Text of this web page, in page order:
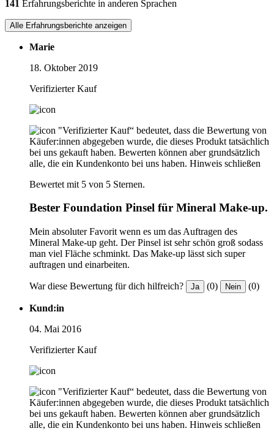
141 Erfahrungsberichte in anderen Sprachen
Alle Erfahrungsberichte anzeigen
Marie
18. Oktober 2019
Verifizierter Kauf
"Verifizierter Kauf“ bedeutet, dass die Bewertung von
Käufer:innen abgegeben wurde, die dieses Produkt tatsächlich
bei uns gekauft haben. Bewerten können aber grundsätzlich
alle, die ein Kundenkonto bei uns haben. Hinweis schließen
Bewertet mit 5 von 5 Sternen.
Bester Foundation Pinsel für Mineral Make-up.
Mein absoluter Favorit wenn es um das Auftragen des
Mineral Make-up geht. Der Pinsel ist sehr schön groß sodass
man viel Fläche schminkt. Das Make-up lässt sich super
auftragen und einarbeiten.
War diese Bewertung für dich hilfreich? Ja (0) Nein (0)
Kund:in
04. Mai 2016
Verifizierter Kauf
"Verifizierter Kauf“ bedeutet, dass die Bewertung von
Käufer:innen abgegeben wurde, die dieses Produkt tatsächlich
bei uns gekauft haben. Bewerten können aber grundsätzlich
alle, die ein Kundenkonto bei uns haben. Hinweis schließen